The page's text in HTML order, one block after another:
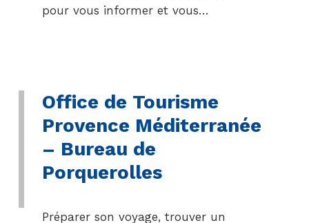
pour vous informer et vous…
Office de Tourisme
Provence Méditerranée
– Bureau de
Porquerolles
Préparer son voyage, trouver un